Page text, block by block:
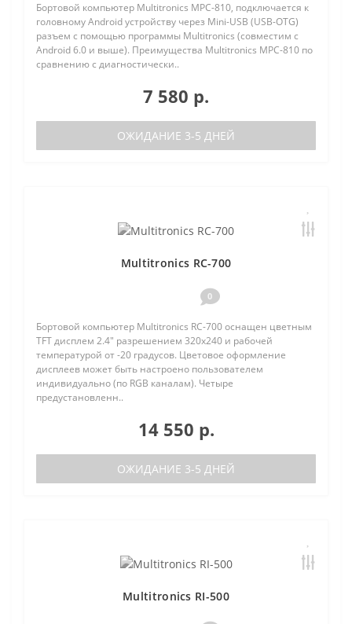
Бортовой компьютер Multitronics MPC-810, подключается к
головному Android устройству через Mini-USB (USB-OTG)
разъем с помощью программы Multitronics (совместим с
Android 6.0 и выше). Преимущества Multitronics MPC-810 по
сравнению с диагностически..
7 580 р.
ОЖИДАНИЕ 3-5 ДНЕЙ
Multitronics RC-700
0
Бортовой компьютер Multitronics RC-700 оснащен цветным
TFT дисплем 2.4" разрешением 320х240 и рабочей
температурой от -20 градусов. Цветовое оформление
дисплеев может быть настроено пользователем
индивидуально (по RGB каналам). Четыре
предустановленн..
14 550 р.
ОЖИДАНИЕ 3-5 ДНЕЙ
Multitronics RI-500